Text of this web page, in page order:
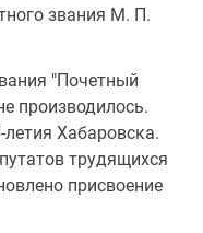
звания М. П.
"Почетный
производилось.
Хабаровска.
трудящихся
присвоение